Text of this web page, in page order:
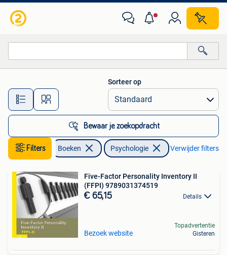
Alle afstanden…
Sorteer op
Bewaar je zoekopdracht
Filters Boeken Psychologie Verwijder filters
Five-Factor Personality Inventory II
(FFPI) 9789031374519
€ 65,15 Details
Bezoek website
Topadvertentie
Gisteren